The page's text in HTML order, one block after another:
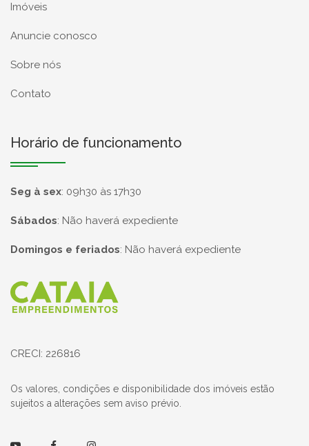
Imóveis
Anuncie conosco
Sobre nós
Contato
Horário de funcionamento
Seg à sex: 09h30 às 17h30
Sábados: Não haverá expediente
Domingos e feriados: Não haverá expediente
Página inicial
CRECI: 226816
Os valores, condições e disponibilidade dos imóveis estão
sujeitos a alterações sem aviso prévio.